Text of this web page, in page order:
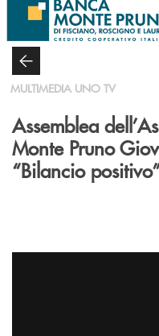
Salta al contenuto principale
MULTIMEDIA UNO TV
Assemblea
Monte Pruno
“Bilancio